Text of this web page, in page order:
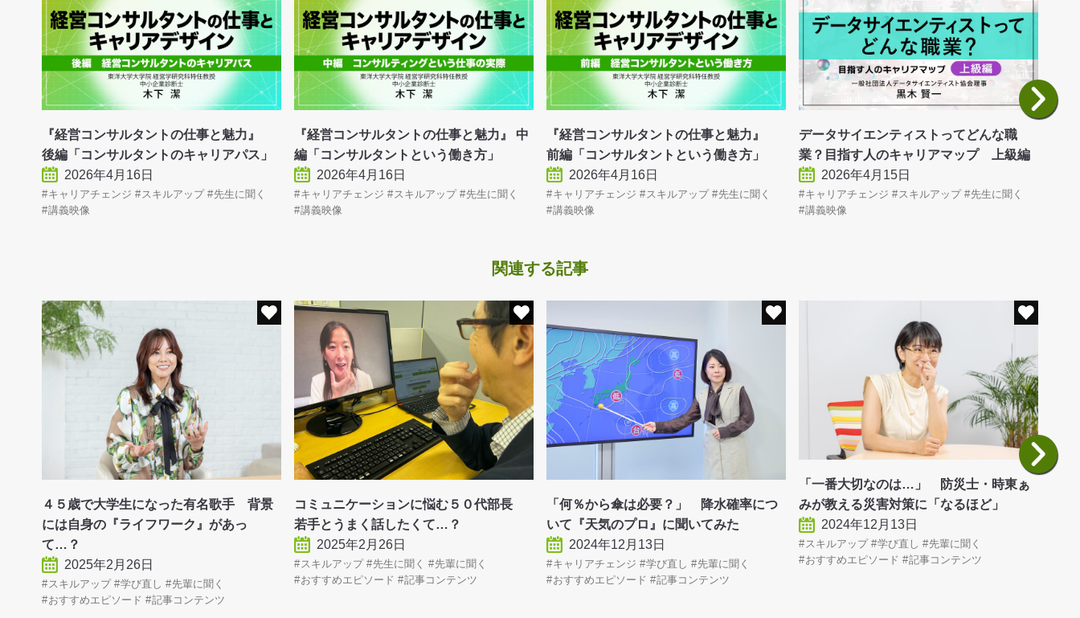
『経営コンサルタントの仕事と魅力』
後編「コンサルタントのキャリアパス」
2026年4月16日
キャリアチェンジ スキルアップ
先生に聞く
講義映像
『経営コンサルタントの仕事と魅力』 中
編「コンサルタントという働き方」
2026年4月16日
キャリアチェンジ スキルアップ
先生に聞く
講義映像
『経営コンサルタントの仕事と魅力』
前編「コンサルタントという働き方」
2026年4月16日
キャリアチェンジ スキルアップ
先生に聞く
講義映像
データサイエンティストってどんな職
業？目指す人のキャリアマップ 上級編
2026年4月15日
キャリアチェンジ スキルアップ
先生に聞く
講義映像
関連する記事
４５歳で大学生になった有名歌手 背景
には自身の『ライフワーク』があっ
て…？
2025年2月26日
スキルアップ 学び直し
先輩に聞く
おすすめエピソード
記事コンテンツ
コミュニケーションに悩む５０代部長
若手とうまく話したくて…？
2025年2月26日
スキルアップ 先生に聞く
先輩に聞く
おすすめエピソード
記事コンテンツ
「何％から傘は必要？」 降水確率につ
いて『天気のプロ』に聞いてみた
2024年12月13日
キャリアチェンジ 学び直し
先輩に聞く
おすすめエピソード
記事コンテンツ
「一番大切なのは…」 防災士・時東ぁ
みが教える災害対策に「なるほど」
2024年12月13日
スキルアップ 学び直し
先輩に聞く
おすすめエピソード
記事コンテンツ